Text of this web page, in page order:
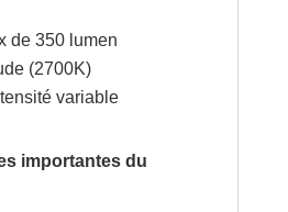
de 350 lumen
(2700K)
variable
importantes du